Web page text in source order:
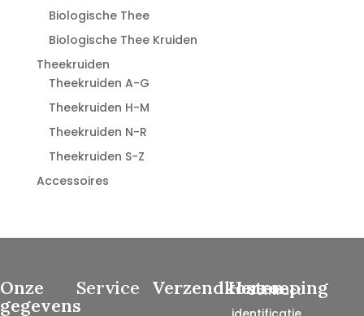
Biologische Thee
Biologische Thee Kruiden
Theekruiden
Theekruiden A-G
Theekruiden H-M
Theekruiden N-R
Theekruiden S-Z
Accessoires
Onze
gegevens
Service Verzendkosten
Herroeping
Contract